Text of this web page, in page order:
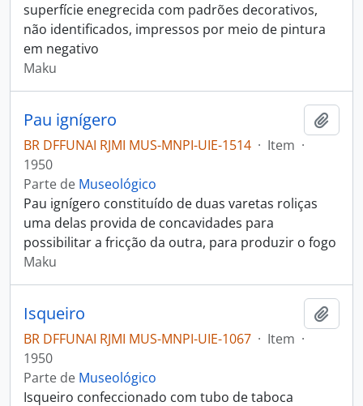
superfície enegrecida com padrões decorativos,
não identificados, impressos por meio de pintura
em negativo
Maku
Pau ignígero
BR DFFUNAI RJMI MUS-MNPI-UIE-1514 · Item ·
1950
Parte de Museológico
Pau ignígero constituído de duas varetas roliças
uma delas provida de concavidades para
possibilitar a fricção da outra, para produzir o fogo
Maku
Isqueiro
BR DFFUNAI RJMI MUS-MNPI-UIE-1067 · Item ·
1950
Parte de Museológico
Isqueiro confeccionado com tubo de taboca